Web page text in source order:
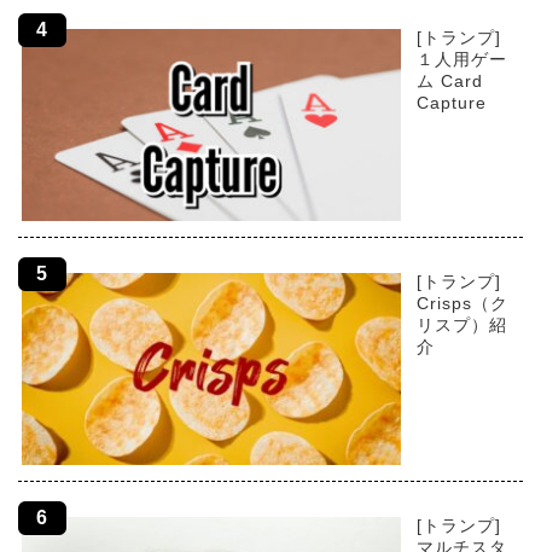
[トランプ]
１人用ゲー
ム Card
Capture
[トランプ]
Crisps（ク
リスプ）紹
介
[トランプ]
マルチスタ